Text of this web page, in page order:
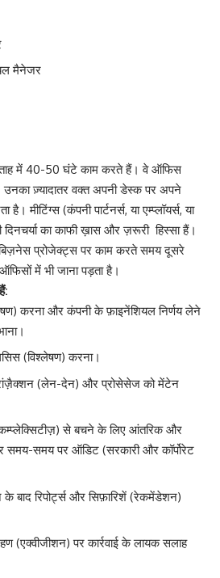
मैनेजर
में 40-50 घंटे काम करते हैं। वे ऑफिस
ज़्यादातर वक्त अपनी डेस्क पर अपने
मीटिंग्स (कंपनी पार्टनर्स, या एम्प्लॉयर्स, या
का काफी ख़ास और ज़रूरी हिस्सा हैं।
प्रोजेक्ट्स पर काम करते समय दूसरे
में भी जाना पड़ता है।
करना और कंपनी के फ़ाइनेंशियल निर्णय लेने
(विश्लेषण) करना।
(लेन-देन) और प्रोसेसेज को मेंटेन
से बचने के लिए आंतरिक और
समय-समय पर ऑडिट (सरकारी और कॉर्पोरेट
बाद रिपोर्ट्स और सिफ़ारिशें (रेकमेंडेशन)
(एक्वीजीशन) पर कार्रवाई के लायक सलाह